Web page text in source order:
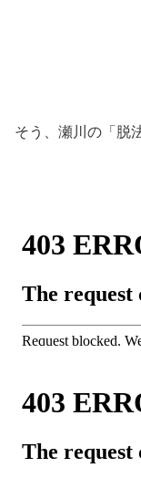
そう、瀬川の「脱